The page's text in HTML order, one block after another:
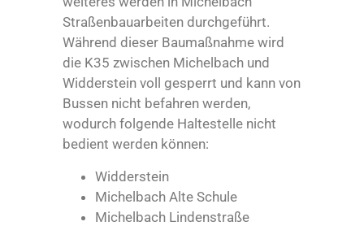
Straßenbauarbeiten durchgeführt.
Während dieser Baumaßnahme wird
die K35 zwischen Michelbach und
Widderstein voll gesperrt und kann von
Bussen nicht befahren werden,
wodurch folgende Haltestelle nicht
bedient werden können:
Widderstein
Michelbach Alte Schule
Michelbach Lindenstraße